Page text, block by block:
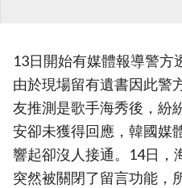
13日開始有媒體報導警方
由於現場留有遺書因此警
友推測是歌手海秀後，紛
安卻未獲得回應，韓國媒
響起卻沒人接通。14日，
突然被關閉了留言功能，